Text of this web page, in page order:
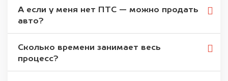
А если у меня нет ПТС — можно продать
авто?
Сколько времени занимает весь
процесс?